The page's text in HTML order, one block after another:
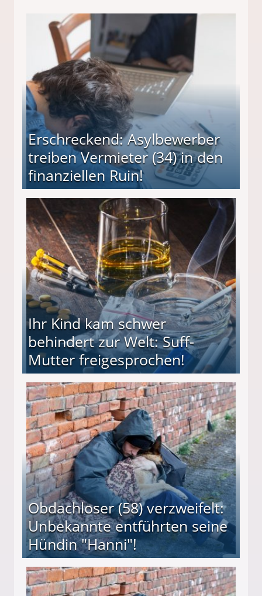
Erschreckend: Asylbewerber
treiben Vermieter (34) in den
finanziellen Ruin!
(34) in den finanziellen Ruin!
Ihr Kind kam schwer
behindert zur Welt: Suff-
Mutter freigesprochen!
Mutter freigesprochen!
Obdachloser (58) verzweifelt:
Unbekannte entführten seine
Hündin "Hanni"!
entführten seine Hündin "Hanni"!